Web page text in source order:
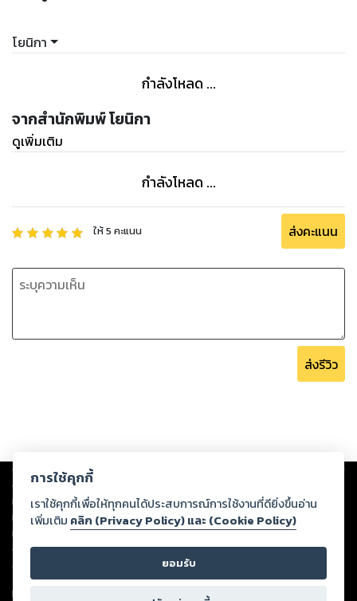
โยนิกา
กำลังโหลด ...
จากสำนักพิมพ์ โยนิกา
ดูเพิ่มเติม
กำลังโหลด ...
ให้5 คะแนน ส่งคะแนน
ส่งรีวิว
Copyright © 2026
ต่อผลงานหรือเนื้อหาใดที่อัปโหลดผ่านเว็บไซต์และปรากฏว่าละเมิดสิทธิใน
ทรัพย์สินทางปัญญาของบุคคลอื่นหรือขัดต่อกฎหมายและศีลธรรม ดังนั้น ผู้อ่าน
ทุกท่านโปรดใช้วิจารณญาณในการกลั่นกรองด้วยตนเอง และหากท่านพบว่าส่วน
หนึ่งส่วนใดขัดต่อกฎหมายและศีลธรรม กรุณาแจ้งมายังบริษัท เพื่อทีมงานจะได้
ดำเนินการในทันที ทั้งนี้ ทางสตอรี่ล็อกขอสงวนลิขสิทธิ์ตามพระราชบัญญัติ
ลิขสิทธิ์ พ.ศ. 2537 (ฉบับล่าสุด)
For support: member@ookbee.com
การใช้คุกกี้
เราใช้คุกกี้เพื่อให้ทุกคนได้ประสบการณ์การใช้งานที่ดียิ่งขึ้นอ่าน
เพิ่มเติม คลิก (Privacy Policy) และ (Cookie Policy)
ยอมรับ